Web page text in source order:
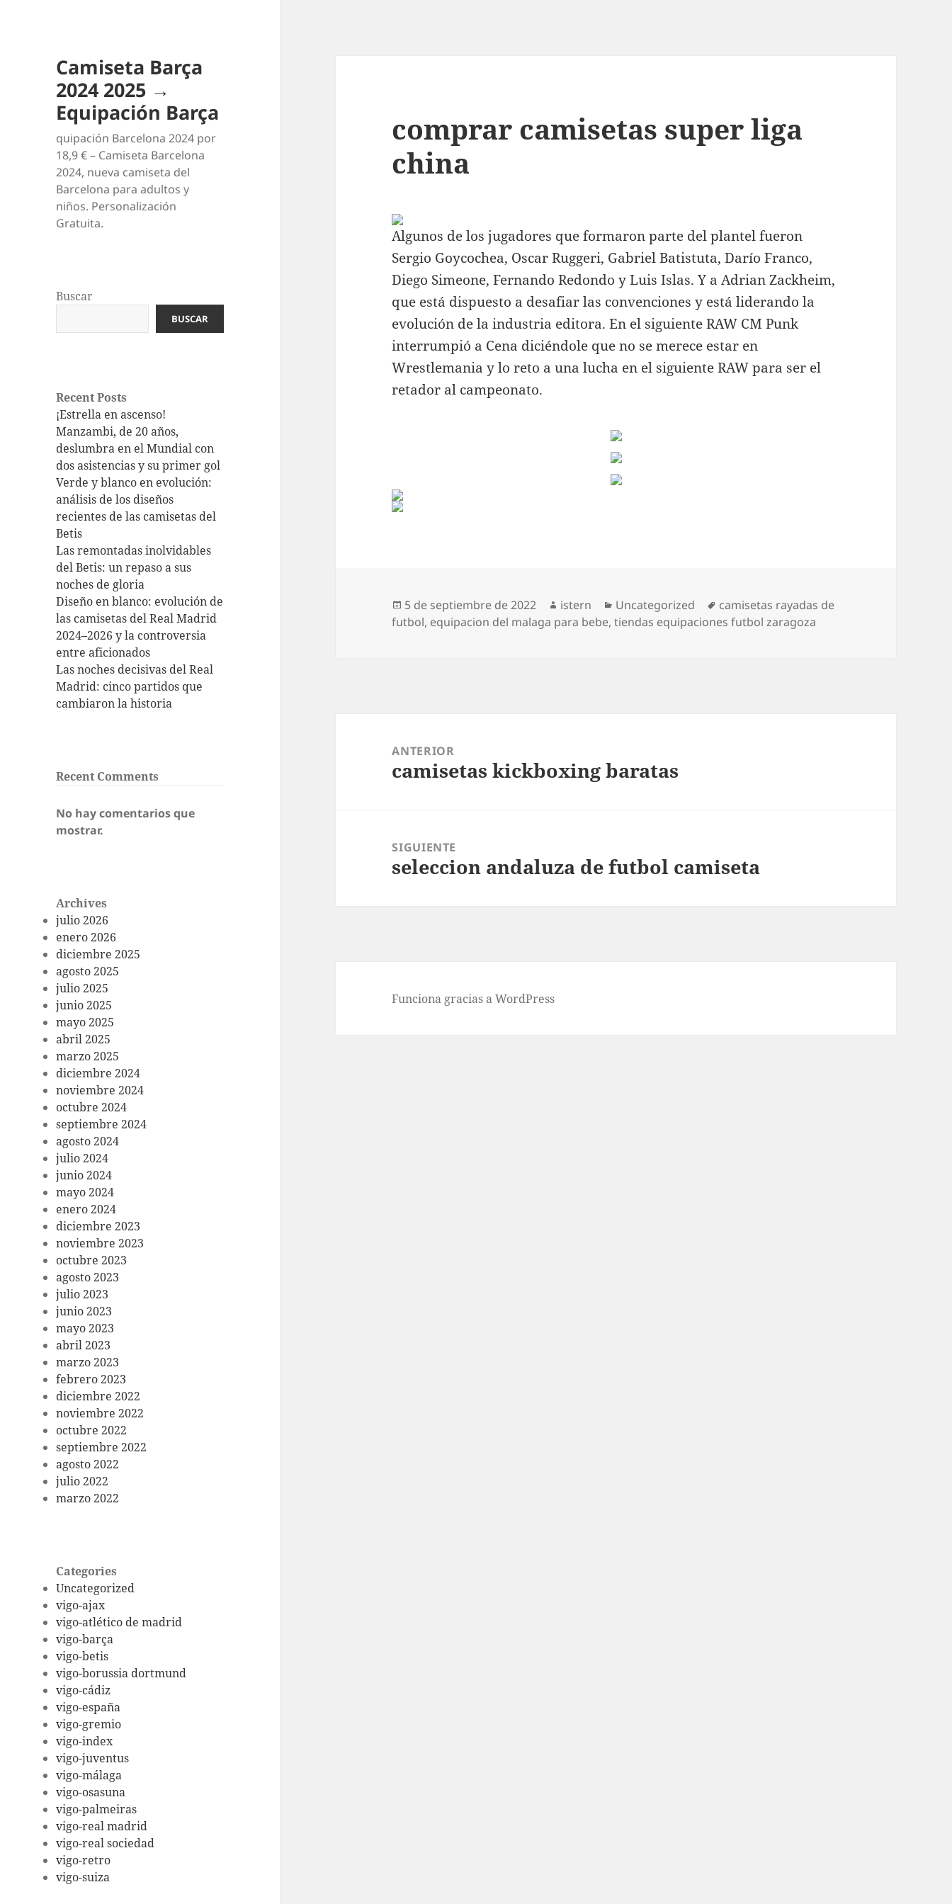
Camiseta Barça
2024 2025 →
Equipación Barça
quipación Barcelona 2024 por
18,9 € – Camiseta Barcelona
2024, nueva camiseta del
Barcelona para adultos y
niños. Personalización
Gratuita.
Buscar
BUSCAR
Recent Posts
¡Estrella en ascenso!
Manzambi, de 20 años,
deslumbra en el Mundial con
dos asistencias y su primer gol
Verde y blanco en evolución:
análisis de los diseños
recientes de las camisetas del
Betis
Las remontadas inolvidables
del Betis: un repaso a sus
noches de gloria
Diseño en blanco: evolución de
las camisetas del Real Madrid
2024–2026 y la controversia
entre aficionados
Las noches decisivas del Real
Madrid: cinco partidos que
cambiaron la historia
Recent Comments
No hay comentarios que
mostrar.
Archives
julio 2026
enero 2026
diciembre 2025
agosto 2025
julio 2025
junio 2025
mayo 2025
abril 2025
marzo 2025
diciembre 2024
noviembre 2024
octubre 2024
septiembre 2024
agosto 2024
julio 2024
junio 2024
mayo 2024
enero 2024
diciembre 2023
noviembre 2023
octubre 2023
agosto 2023
julio 2023
junio 2023
mayo 2023
abril 2023
marzo 2023
febrero 2023
diciembre 2022
noviembre 2022
octubre 2022
septiembre 2022
agosto 2022
julio 2022
marzo 2022
Categories
Uncategorized
vigo-ajax
vigo-atlético de madrid
vigo-barça
vigo-betis
vigo-borussia dortmund
vigo-cádiz
vigo-españa
vigo-gremio
vigo-index
vigo-juventus
vigo-málaga
vigo-osasuna
vigo-palmeiras
vigo-real madrid
vigo-real sociedad
vigo-retro
vigo-suiza
comprar camisetas super liga
china
Algunos de los jugadores que formaron parte del plantel fueron
Sergio Goycochea, Oscar Ruggeri, Gabriel Batistuta, Darío Franco,
Diego Simeone, Fernando Redondo y Luis Islas. Y a Adrian Zackheim,
que está dispuesto a desafiar las convenciones y está liderando la
evolución de la industria editora. En el siguiente RAW CM Punk
interrumpió a Cena diciéndole que no se merece estar en
Wrestlemania y lo reto a una lucha en el siguiente RAW para ser el
retador al campeonato.
Publicado
el
5 de septiembre de 2022 Autor
istern Categorías
Uncategorized Etiquetas
camisetas rayadas de
futbol, equipacion del malaga para bebe,tiendas equipaciones futbol zaragoza
entradas
ANTERIOR
Entrada
camisetas kickboxing baratas
SIGUIENTE
Entrada
seleccion andaluza de futbol camiseta
Funciona gracias a WordPress